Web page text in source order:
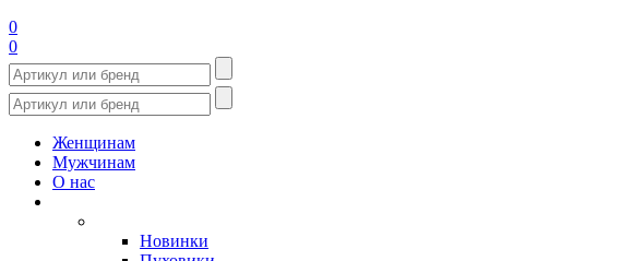
0
0
Женщинам
Мужчинам
О нас
Новинки